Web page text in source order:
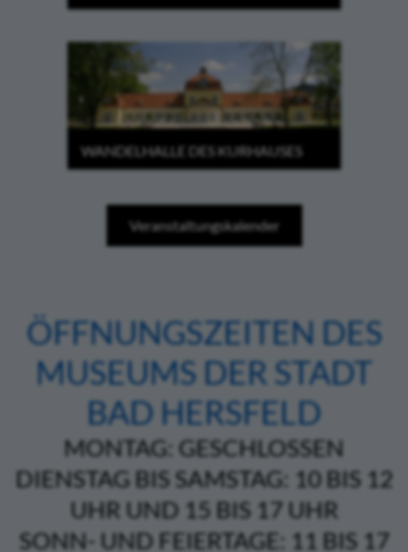
WANDELHALLE DES KURHAUSES
Veranstaltungskalender
ÖFFNUNGSZEITEN DES
MUSEUMS DER STADT
BAD HERSFELD
MONTAG: GESCHLOSSEN
DIENSTAG BIS SAMSTAG: 10 BIS 12
UHR UND 15 BIS 17 UHR
SONN- UND FEIERTAGE: 11 BIS 17